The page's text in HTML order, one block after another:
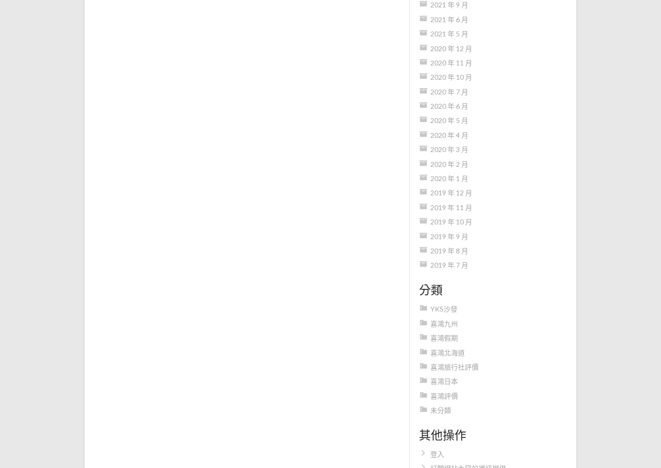
2021 年 9 月
2021 年 6 月
2021 年 5 月
2020 年 12 月
2020 年 11 月
2020 年 10 月
2020 年 7 月
2020 年 6 月
2020 年 5 月
2020 年 4 月
2020 年 3 月
2020 年 2 月
2020 年 1 月
2019 年 12 月
2019 年 11 月
2019 年 10 月
2019 年 9 月
2019 年 8 月
2019 年 7 月
分類
YKS沙發
喜鴻九州
喜鴻假期
喜鴻北海道
喜鴻旅行社評價
喜鴻日本
喜鴻評價
未分類
其他操作
登入